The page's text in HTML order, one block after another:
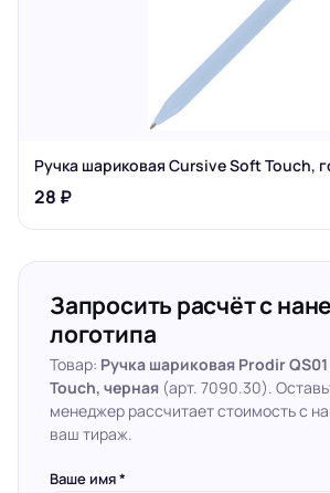
Ручка шариковая Cursive Soft Touch,
28 ₽
Запросить расчёт с
логотипа
Товар: Ручка шариковая Prodir
Touch, черная (арт. 7090.30).
менеджер рассчитает стоимость с
ваш тираж.
Ваше имя *